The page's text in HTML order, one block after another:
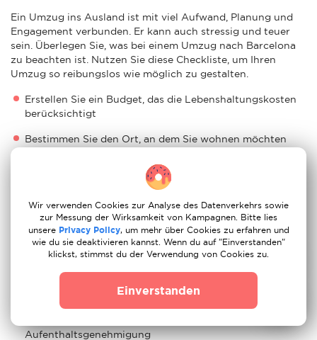
Ein Umzug ins Ausland ist mit viel Aufwand, Planung und
Engagement verbunden. Er kann auch stressig und teuer
sein. Überlegen Sie, was bei einem Umzug nach Barcelona
zu beachten ist. Nutzen Sie diese Checkliste, um Ihren
Umzug so reibungslos wie möglich zu gestalten.
Erstellen Sie ein Budget, das die Lebenshaltungskosten
berücksichtigt
Bestimmen Sie den Ort, an dem Sie wohnen möchten
Lernen Sie die Grundlagen der spanischen Kultur kennen
Informieren Sie sich über die Voraussetzungen für die
Erlangung eines spanischen Wohnsitzes
Stellen Sie einen Antrag auf eine Krankenversicherung
Lassen Sie vor Ihrer Ankunft in Barcelona Ihre Papiere
Kaufen Sie eine lokale SIM-Karte
Aufenthaltsgenehmigung
Wir verwenden Cookies zur Analyse des Datenverkehrs sowie
zur Messung der Wirksamkeit von Kampagnen. Bitte lies
unsere Privacy Policy, um mehr über Cookies zu erfahren und
wie du sie deaktivieren kannst. Wenn du auf "Einverstanden"
klickst, stimmst du der Verwendung von Cookies zu.
Einverstanden